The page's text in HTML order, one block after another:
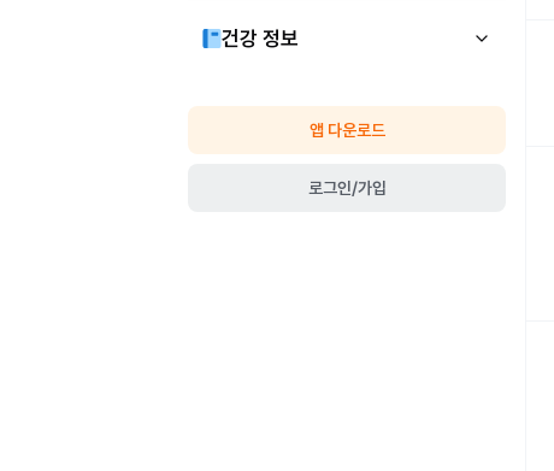
건강 정보
앱 다운로드
로그인/가입